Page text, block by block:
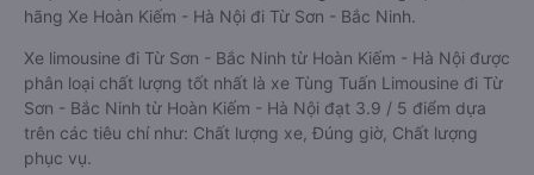
hãng Xe Hoàn Kiếm - Hà Nội đi Từ Sơn - Bắc Ninh.
Xe limousine đi Từ Sơn - Bắc Ninh từ Hoàn Kiếm - Hà Nội được
phân loại chất lượng tốt nhất là xe Tùng Tuấn Limousine đi Từ
Sơn - Bắc Ninh từ Hoàn Kiếm - Hà Nội đạt 3.9 / 5 điểm dựa
trên các tiêu chí như: Chất lượng xe, Đúng giờ, Chất lượng
phục vụ.